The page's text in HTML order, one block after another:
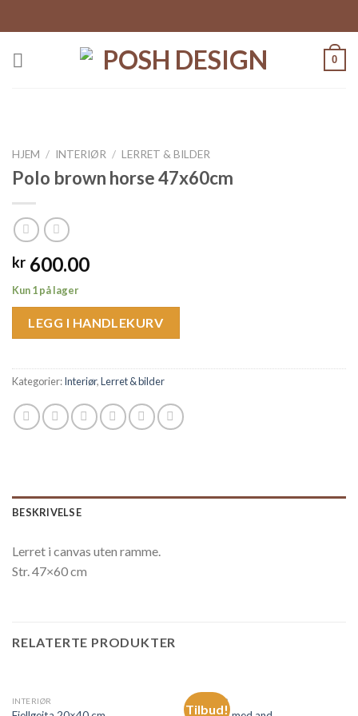
to
0
HJEM / INTERIØR / LERRET & BILDER
Polo brown horse 47x60cm
kr 600.00
Kun 1 på lager
LEGG I HANDLEKURV
Kategorier:Interiør,Lerret & bilder
BESKRIVELSE
Lerret i canvas uten ramme.
Str. 47×60 cm
RELATERTE PRODUKTER
INTERIØR
Tilbud!
INTERIØR